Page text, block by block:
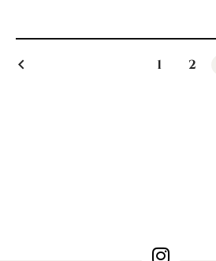
keyboard_arrow_left 1 2